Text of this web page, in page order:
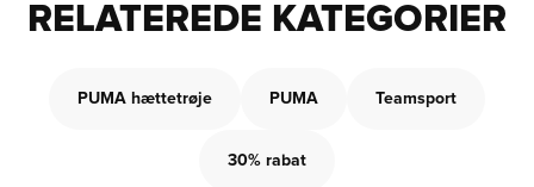
RELATEREDE KATEGORIER
PUMA hættetrøje PUMA Teamsport
30% rabat